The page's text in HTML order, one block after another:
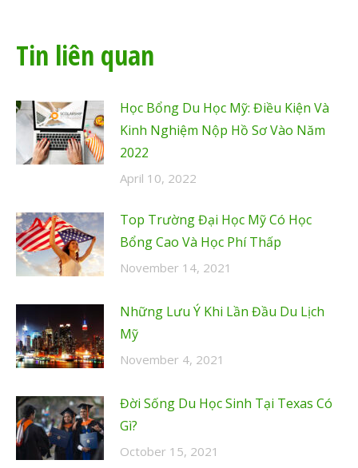
Tin liên quan
Học Bổng Du Học Mỹ: Điều Kiện Và
Kinh Nghiệm Nộp Hồ Sơ Vào Năm
2022
April 10, 2022
Top Trường Đại Học Mỹ Có Học
Bổng Cao Và Học Phí Thấp
November 14, 2021
Những Lưu Ý Khi Lần Đầu Du Lịch
Mỹ
November 4, 2021
Đời Sống Du Học Sinh Tại Texas Có
Gì?
October 15, 2021